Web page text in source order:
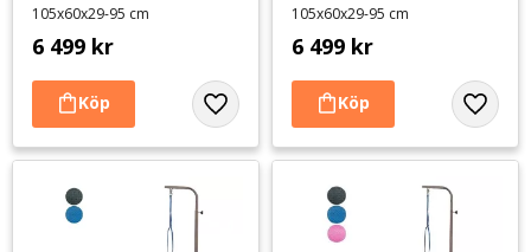
105x60x29-95 cm
6 499 kr
Lägg till i favoriter
105x60x29-95 cm
6 499 kr
Lägg